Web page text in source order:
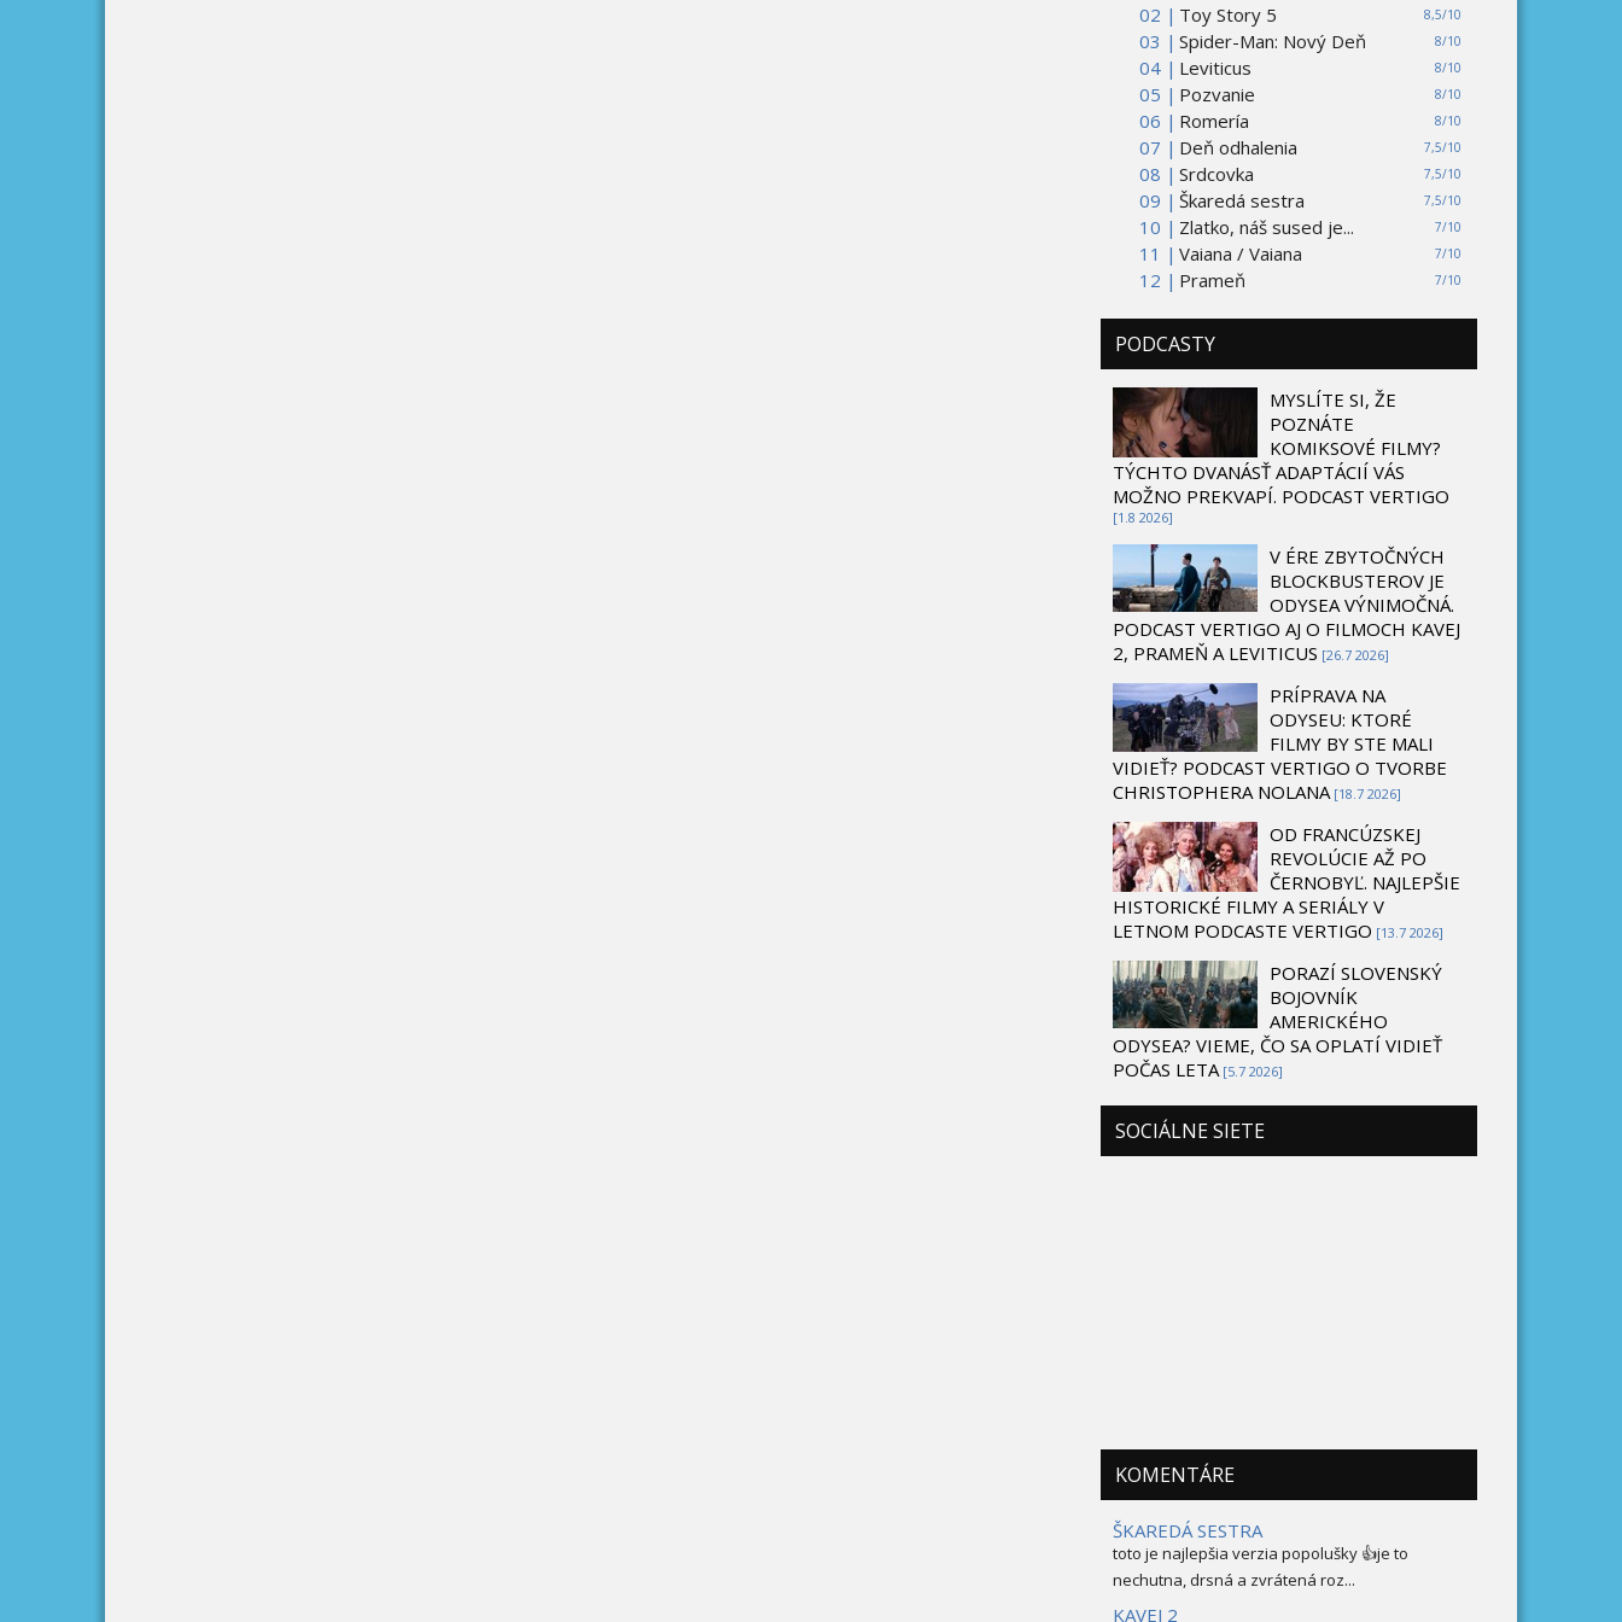
02 |
8,5/10
Toy Story 5
03 |
8/10
Spider-Man: Nový Deň
04 |
8/10
Leviticus
05 |
8/10
Pozvanie
06 |
8/10
Romería
07 |
7,5/10
Deň odhalenia
08 |
7,5/10
Srdcovka
09 |
7,5/10
Škaredá sestra
10 |
7/10
Zlatko, náš sused je...
11 |
7/10
Vaiana / Vaiana
12 |
7/10
Prameň
PODCASTY
MYSLÍTE SI, ŽE
POZNÁTE
KOMIKSOVÉ FILMY?
TÝCHTO DVANÁSŤ ADAPTÁCIÍ VÁS
MOŽNO PREKVAPÍ. PODCAST VERTIGO
[1.8 2026]
V ÉRE ZBYTOČNÝCH
BLOCKBUSTEROV JE
ODYSEA VÝNIMOČNÁ.
PODCAST VERTIGO AJ O FILMOCH KAVEJ
2, PRAMEŇ A LEVITICUS [26.7 2026]
PRÍPRAVA NA
ODYSEU: KTORÉ
FILMY BY STE MALI
VIDIEŤ? PODCAST VERTIGO O TVORBE
CHRISTOPHERA NOLANA [18.7 2026]
OD FRANCÚZSKEJ
REVOLÚCIE AŽ PO
ČERNOBYĽ. NAJLEPŠIE
HISTORICKÉ FILMY A SERIÁLY V
LETNOM PODCASTE VERTIGO [13.7 2026]
PORAZÍ SLOVENSKÝ
BOJOVNÍK
AMERICKÉHO
ODYSEA? VIEME, ČO SA OPLATÍ VIDIEŤ
POČAS LETA [5.7 2026]
SOCIÁLNE SIETE
KOMENTÁRE
ŠKAREDÁ SESTRA
toto je najlepšia verzia popolušky 👍je to
nechutna, drsná a zvrátená roz...
KAVEJ 2